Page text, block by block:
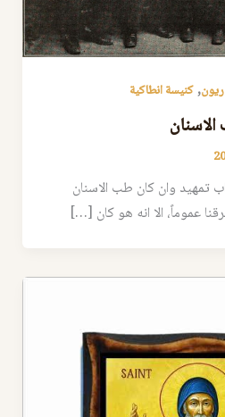
,كنيسة انطاكية
تمهيد وان كان طب الاسنان
عموماً، الا انه هو كان […]